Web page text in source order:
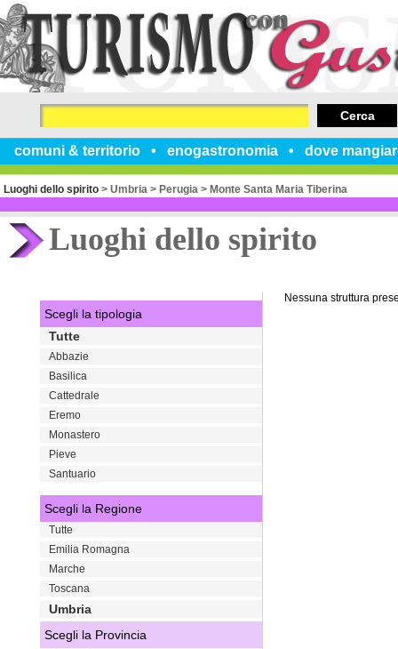
comuni & territorio enogastronomia dove
Cerca
Luoghi dello spirito > Umbria > Perugia > Monte Santa Maria Tiberina
Luoghi dello spirito
Nessuna struttura
Scegli la tipologia
Tutte
Abbazie
Basilica
Cattedrale
Eremo
Monastero
Pieve
Santuario
Scegli la Regione
Tutte
Emilia Romagna
Marche
Toscana
Umbria
Scegli la Provincia